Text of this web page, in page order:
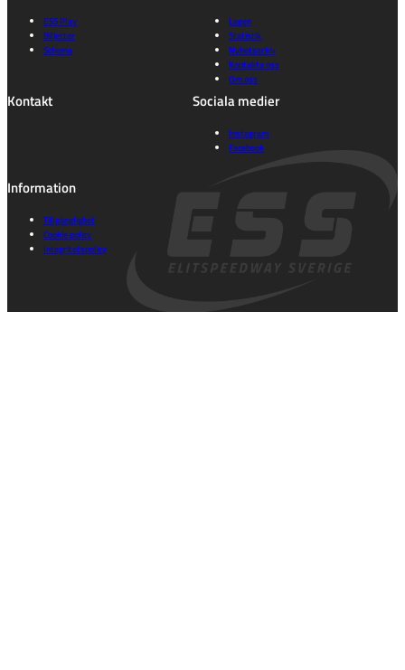
ESS Play
Biljetter
Schema
Lagen
Statistik
Nyhetsarkiv
Kontakta oss
Om oss
Kontakt Sociala medier
Instagram
Facebook
Information
Tillgänglighet
Cookie policy
Integritetspolicy